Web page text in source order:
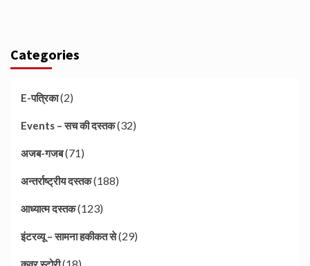
Categories
E-पत्रिका(2)
Events – सच की दस्तक(32)
अजब-गजब(71)
अन्तर्राष्ट्रीय दस्तक(188)
आध्यात्म दस्तक(123)
इंटरव्यू – सामना हकीकत से(29)
(18)